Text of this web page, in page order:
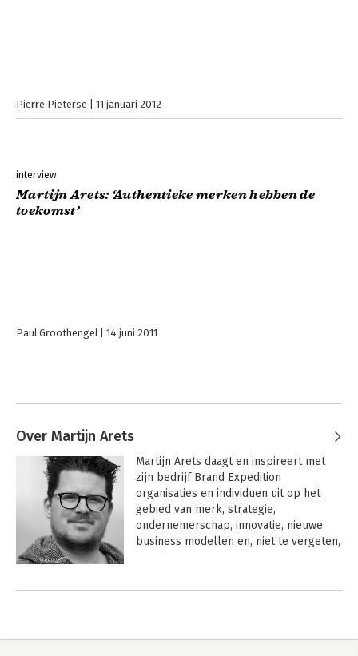
Pierre Pieterse 11 januari 2012
interview
Martijn Arets: ‘Authentieke merken hebben de
toekomst’
Paul Groothengel 14 juni 2011
Over Martijn Arets
Martijn Arets daagt en inspireert met
zijn bedrijf Brand Expedition
organisaties en individuen uit op het
gebied van merk, strategie,
ondernemerschap, innovatie, nieuwe
business modellen en, niet te vergeten,
Daarnaast gebruikt hij zijn ervaring en
startups die de wereld willen
Andere boeken door Martijn Arets